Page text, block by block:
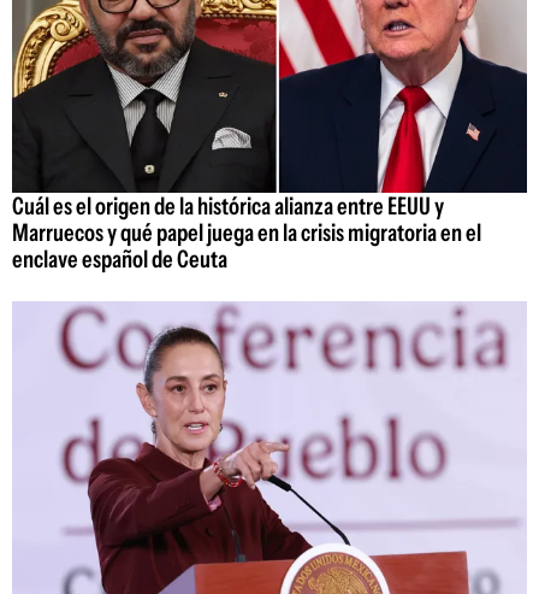
Cuál es el origen de la histórica alianza entre EEUU y
Marruecos y qué papel juega en la crisis migratoria en el
enclave español de Ceuta